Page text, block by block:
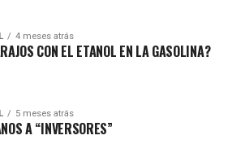
4 meses atrás
CON EL ETANOL EN LA GASOLINA?
5 meses atrás
A “INVERSORES”